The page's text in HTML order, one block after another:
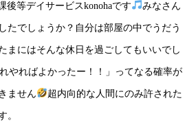
後等デイサービスkonohaです みなさん
たでしょうか？自分は部屋の中でうだう
まにはそんな休日を過ごしてもいいでし
やればよかったー！！」ってなる確率が
ません 超内向的な人間にのみ許された
。